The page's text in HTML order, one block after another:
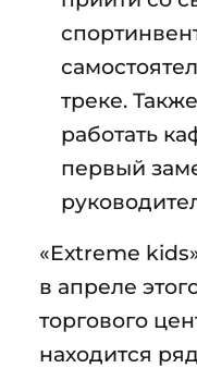
треке.
работать
первый
«Extreme
в апреле
торгового
находится